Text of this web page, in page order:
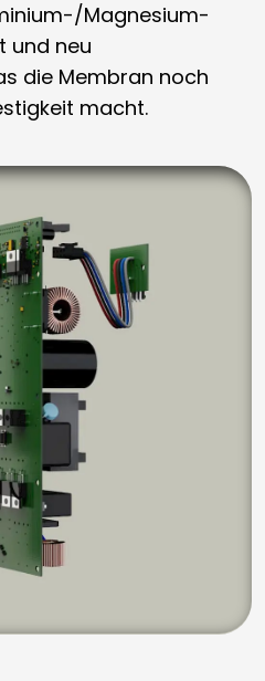
Magnesium-
und neu
die Membran noch
macht.